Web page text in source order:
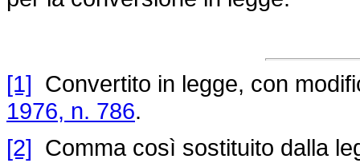
[1] Convertito in legge, con
1976, n. 786.
[2] Comma così sostituito dalla